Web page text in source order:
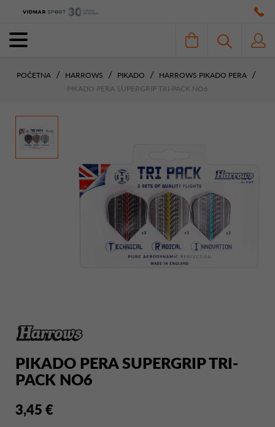
POČETNA HARROWS PIKADO
HARROWS PIKADO PERA
PIKADO PERA SUPERGRIP TRI-PACK NO6
PIKADO PERA SUPERGRIP TRI-
PACK NO6
3,45 €